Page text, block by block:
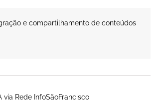
e compartilhamento de conteúdos
Rede InfoSãoFrancisco